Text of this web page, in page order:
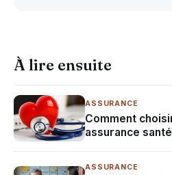
À lire ensuite
ASSURANCE
Comment
assurance
ASSURANCE